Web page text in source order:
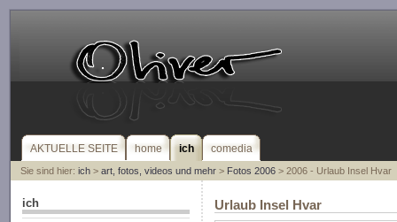
AKTUELLE SEITE home ich comedia
Sie sind hier: ich> art, fotos, videos und mehr> Fotos 2006> 2006 - Urlaub Insel Hvar
ich
Urlaub Insel Hvar